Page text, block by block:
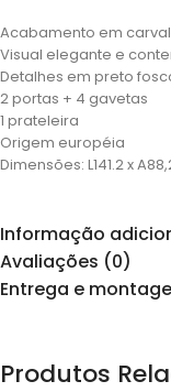
Acabamento em
Visual elegante e
Detalhes em preto
2 portas + 4 gavetas
1 prateleira
Origem européia
Dimensões: L141.2 x
Informação
Avaliações (0)
Entrega e
Produtos